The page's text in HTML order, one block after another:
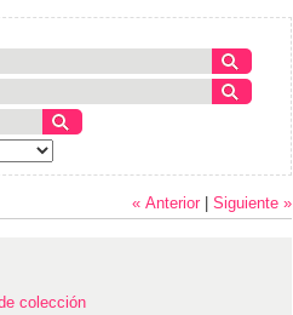
Siguiente »
« Anterior
colección